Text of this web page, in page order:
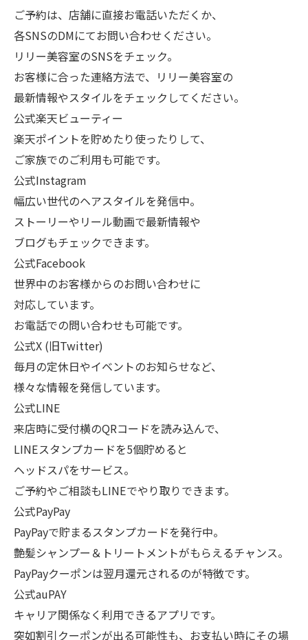
ご予約は、店舗に直接お電話いただくか、
各SNSのDMにてお問い合わせください。
リリー美容室のSNSをチェック。
お客様に合った連絡方法で、リリー美容室の
最新情報やスタイルをチェックしてください。
公式楽天ビューティー
楽天ポイントを貯めたり使ったりして、
ご家族でのご利用も可能です。
公式Instagram
幅広い世代のヘアスタイルを発信中。
ストーリーやリール動画で最新情報や
ブログもチェックできます。
公式Facebook
世界中のお客様からのお問い合わせに
対応しています。
お電話での問い合わせも可能です。
公式X (旧Twitter)
毎月の定休日やイベントのお知らせなど、
様々な情報を発信しています。
公式LINE
来店時に受付横のQRコードを読み込んで、
LINEスタンプカードを5個貯めると
ヘッドスパをサービス。
ご予約やご相談もLINEでやり取りできます。
公式PayPay
PayPayで貯まるスタンプカードを発行中。
艶髪シャンプー＆トリートメントがもらえるチャンス。
PayPayクーポンは翌月還元されるのが特徴です。
公式auPAY
キャリア関係なく利用できるアプリです。
突如割引クーポンが出る可能性も、お支払い時にその場